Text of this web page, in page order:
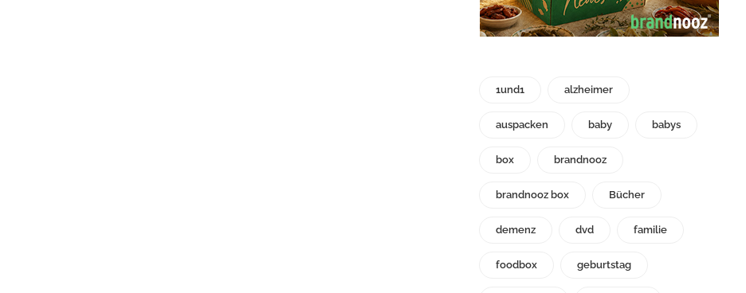
1und1 alzheimer
auspacken baby babys
box brandnooz
brandnooz box Bücher
demenz dvd familie
foodbox geburtstag